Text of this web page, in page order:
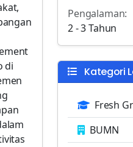
di
Pengalaman:
2 - 3 Tahun
Kategori
Fresh
BUMN